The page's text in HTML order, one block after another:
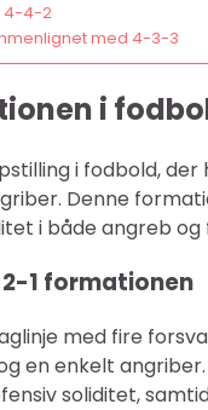
4-4-2
med 4-3-3
i
i fodbold,
Denne
i både angreb og
1 formationen
med fire
en enkelt
soliditet,